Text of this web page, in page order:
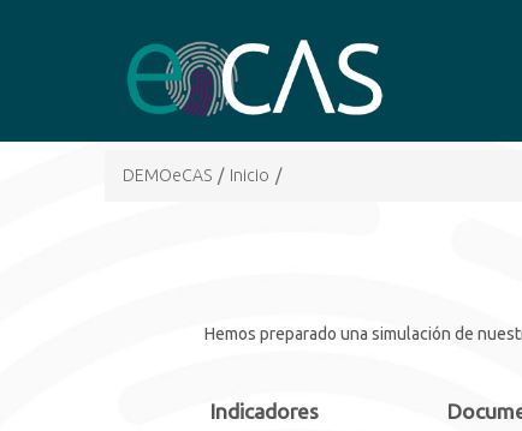
DEMOeCAS / Inicio /
Hemos preparado una simulación de
Indicadores